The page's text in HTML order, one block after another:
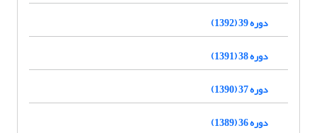
دوره 39 (1392)
دوره 38 (1391)
دوره 37 (1390)
دوره 36 (1389)